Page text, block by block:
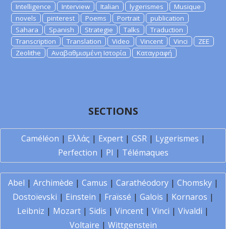
Intelligence
Interview Italian lygerismes
Musique
novels
pinterest Poems Portrait
publication
Sahara
Spanish Strategie Talks
Traduction
Transcription
Translation Video Vincent Vinci
ZEE
Zeolithe
Αναβαθμισμένη Ιστορία Καταγραφή
SECTIONS
Caméléon | Ελλάς | Expert| GSR| Lygerismes |
Perfection | PI | Télémaques
Abel | Archimède | Camus | Carathéodory| Chomsky|
Dostoïevski | Einstein | Fraïssé | Galois | Kornaros |
Leibniz | Mozart | Sidis | Vincent | Vinci | Vivaldi |
Voltaire | Wittgenstein